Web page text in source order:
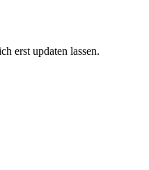
erst updaten lassen.